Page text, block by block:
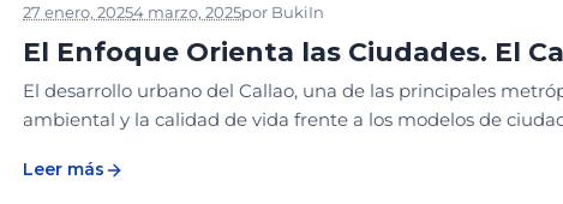
27 enero, 20254 marzo, 2025por BukiIn
El Enfoque Orienta las Ciudades. El
El desarrollo urbano del Callao, una de las principales
ambiental y la calidad de vida frente a los modelos de
Leer más